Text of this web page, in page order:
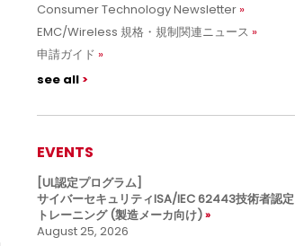
Consumer Technology Newsletter
EMC/Wireless 規格・規制関連ニュース
申請ガイド
see all
EVENTS
[UL認定プログラム]
サイバーセキュリティISA/IEC 62443技術者認定
トレーニング (製造メーカ向け)
August 25, 2026